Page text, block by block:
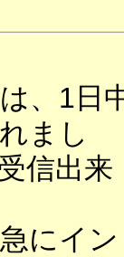
、1日
まし
信出来
にイン